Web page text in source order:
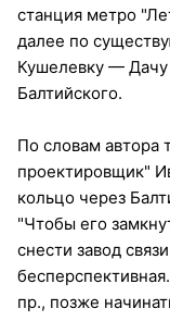
станция метро
далее по
Кушелевку —
Балтийского.
По словам автора
проектировщик"
кольцо через
"Чтобы его
снести завод
пр., позже